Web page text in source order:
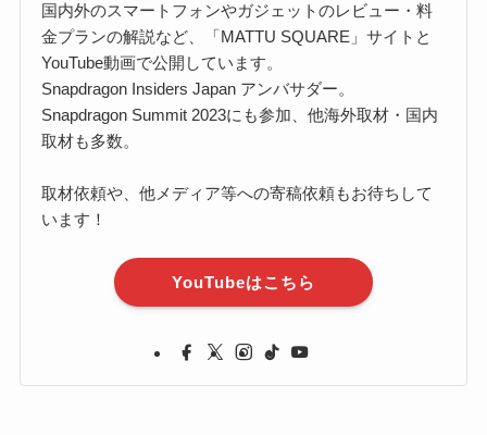
国内外のスマートフォンやガジェットのレビュー・料
金プランの解説など、「MATTU SQUARE」サイトと
YouTube動画で公開しています。
Snapdragon Insiders Japan アンバサダー。
Snapdragon Summit 2023にも参加、他海外取材・国内
取材も多数。
取材依頼や、他メディア等への寄稿依頼もお待ちして
います！
YouTubeはこちら